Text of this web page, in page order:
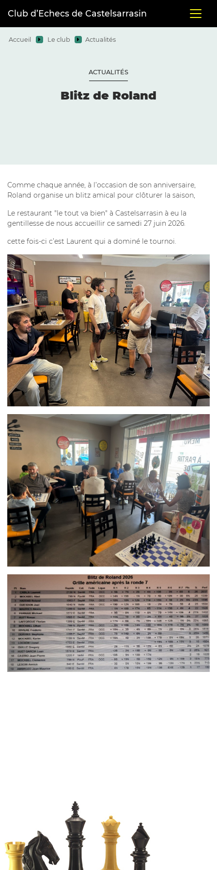
Club d’Echecs de Castelsarrasin
Accueil Le club Actualités
ACTUALITÉS
Blitz de Roland
Comme chaque année, à l’occasion de son anniversaire,
Roland organise un blitz amical pour clôturer la saison,
Le restaurant "le tout va bien" à Castelsarrasin à eu la
gentillesse de nous accueillir ce samedi 27 juin 2026.
cette fois-ci c’est Laurent qui a dominé le tournoi.